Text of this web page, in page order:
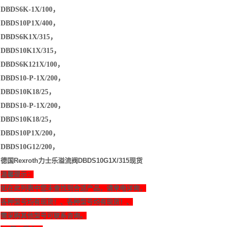
DBDS6K-1X/100，
DBDS10P1X/400，
DBDS6K1X/315，
DBDS10K1X/315，
DBDS6K121X/100，
DBDS10-P-1X/200，
DBDS10K18/25，
DBDS10-P-1X/200，
DBDS10K18/25，
DBDS10P1X/200，
DBDS10G12/200，
德国Rexroth力士乐溢流阀DBDS10G1X/315现货
温馨提示：
如在此列表中您未查找到合适产品，请来电详询，
各种型号均有现货！、各种型号均有现货！、
需采购其他型号可联系咨询。